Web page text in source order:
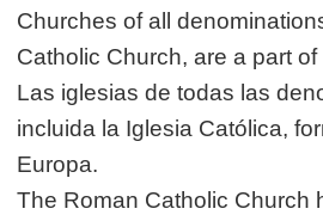
Churches of all
Catholic Church, are a part of
Las iglesias de todas las
incluida la Iglesia Católica,
Europa.
The Roman Catholic Church